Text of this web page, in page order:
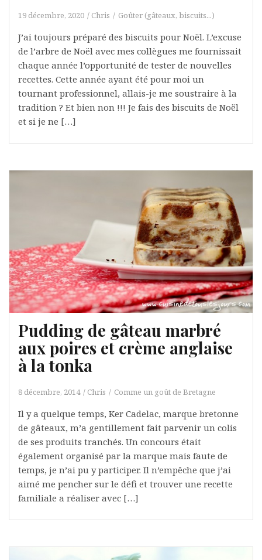
19 décembre, 2020 Chris Goûter (gâteaux, biscuits...)
J’ai toujours préparé des biscuits pour Noël. L’excuse
de l’arbre de Noël avec mes collègues me fournissait
chaque année l’opportunité de tester de nouvelles
recettes. Cette année ayant été pour moi un
tournant professionnel, allais-je me soustraire à la
tradition ? Et bien non !!! Je fais des biscuits de Noël
et si je ne […]
Pudding de gâteau marbré
aux poires et crème anglaise
à la tonka
8 décembre, 2014 Chris Comme un goût de Bretagne
Il y a quelque temps, Ker Cadelac, marque bretonne
de gâteaux, m’a gentillement fait parvenir un colis
de ses produits tranchés. Un concours était
également organisé par la marque mais faute de
temps, je n’ai pu y participer. Il n’empêche que j’ai
aimé me pencher sur le défi et trouver une recette
familiale a réaliser avec […]